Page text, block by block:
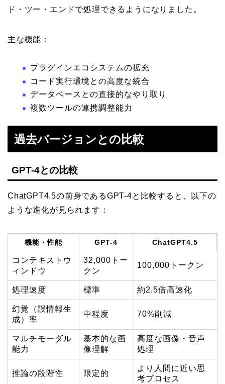
ド・ツー・エンドで処理できるようになりました。
主な機能：
プラグインエコシステムの拡充
コード実行環境との高度な統合
データベースとの直接的なやり取り
複数ツールの連携調整能力
過去バージョンとの比較
GPT-4との比較
ChatGPT4.5の前身であるGPT-4と比較すると、以下の
ような進化が見られます：
機能・性能 GPT-4 ChatGPT4.5
コンテキストウ
ィンドウ
32,000トー
クン
100,000トークン
処理速度 標準 約2.5倍高速化
幻覚（誤情報生
成）率
中程度 70%削減
マルチモーダル
能力
基本的な画
像理解
高度な画像・音声
処理
推論の段階性 限定的
より人間に近い思
考プロセス